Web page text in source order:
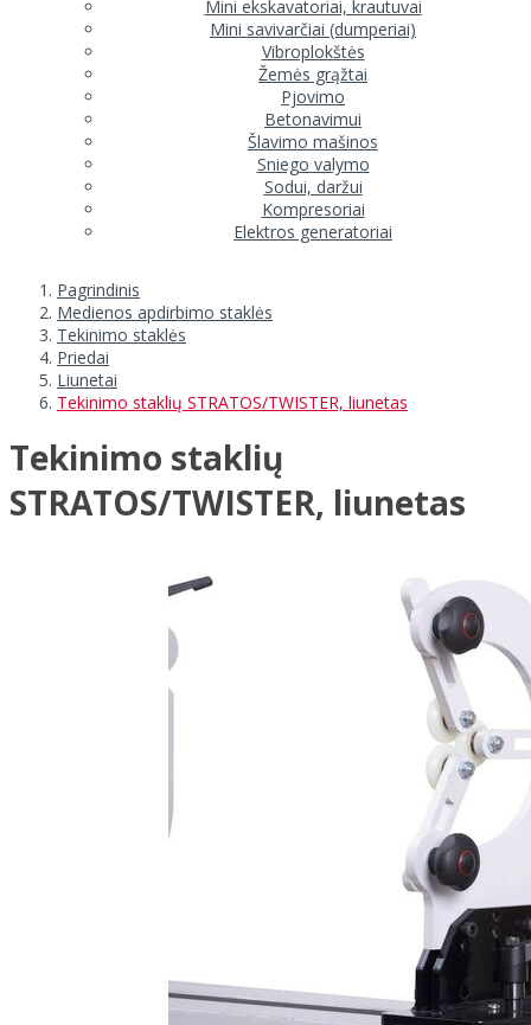
Mini ekskavatoriai, krautuvai
Mini savivarčiai (dumperiai)
Vibroplokštės
Žemės grąžtai
Pjovimo
Betonavimui
Šlavimo mašinos
Sniego valymo
Sodui, daržui
Kompresoriai
Elektros generatoriai
Pagrindinis
Medienos apdirbimo staklės
Tekinimo staklės
Priedai
Liunetai
Tekinimo staklių STRATOS/TWISTER, liunetas
Tekinimo staklių
STRATOS/TWISTER, liunetas